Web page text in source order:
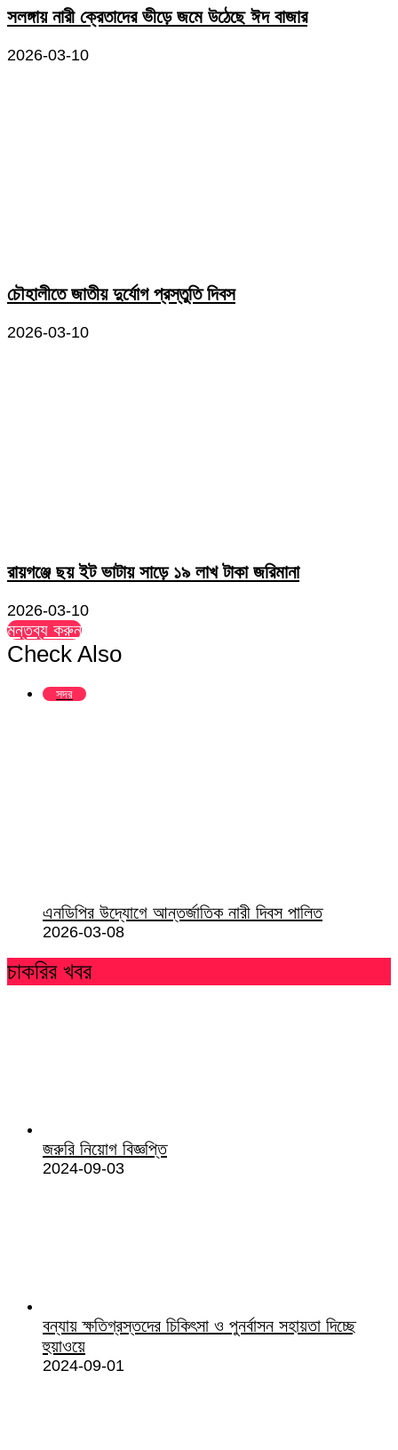
সলঙ্গায় নারী ক্রেতাদের ভীড়ে জমে উঠেছে ঈদ বাজার
2026-03-10
চৌহালীতে জাতীয় দুর্যোগ প্রস্তুতি দিবস
2026-03-10
রায়গঞ্জে ছয় ইট ভাটায় সাড়ে ১৯ লাখ টাকা জরিমানা
2026-03-10
মন্তব্য করুন
Check Also
সদর
এনডিপির উদ্যোগে আন্তর্জাতিক নারী দিবস পালিত
2026-03-08
চাকরির খবর
জরুরি নিয়োগ বিজ্ঞপ্তি
2024-09-03
বন্যায় ক্ষতিগ্রস্তদের চিকিৎসা ও পুনর্বাসন সহায়তা দিচ্ছে
হুয়াওয়ে
2024-09-01